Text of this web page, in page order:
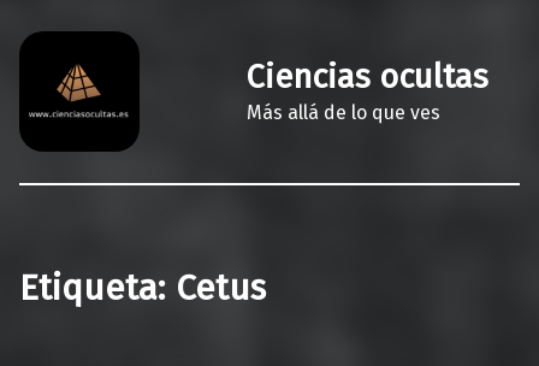
Ciencias ocultas
Más allá de lo que ves
Etiqueta: Cetus